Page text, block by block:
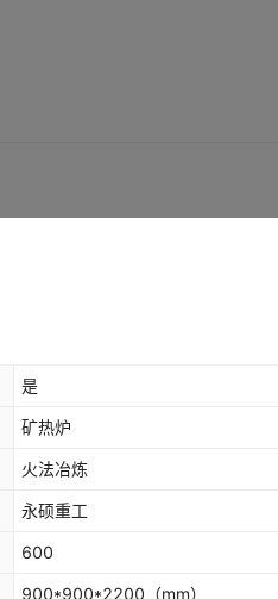
是
矿热炉
火法冶炼
永硕重工
600
900*900*2200 （mm）